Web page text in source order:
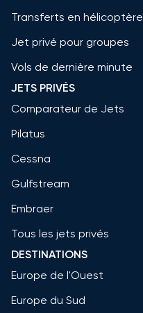
Transferts en hélicoptère
Jet privé pour groupes
Vols de dernière minute
JETS PRIVÉS
Comparateur de Jets
Pilatus
Cessna
Gulfstream
Embraer
Tous les jets privés
DESTINATIONS
Europe de l'Ouest
Europe du Sud